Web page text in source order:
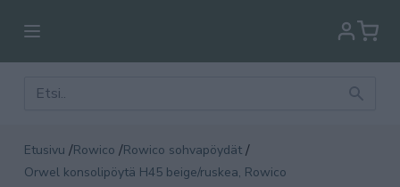
Etusivu /Rowico /Rowico sohvapöydät /
Orwel konsolipöytä H45 beige/ruskea, Rowico